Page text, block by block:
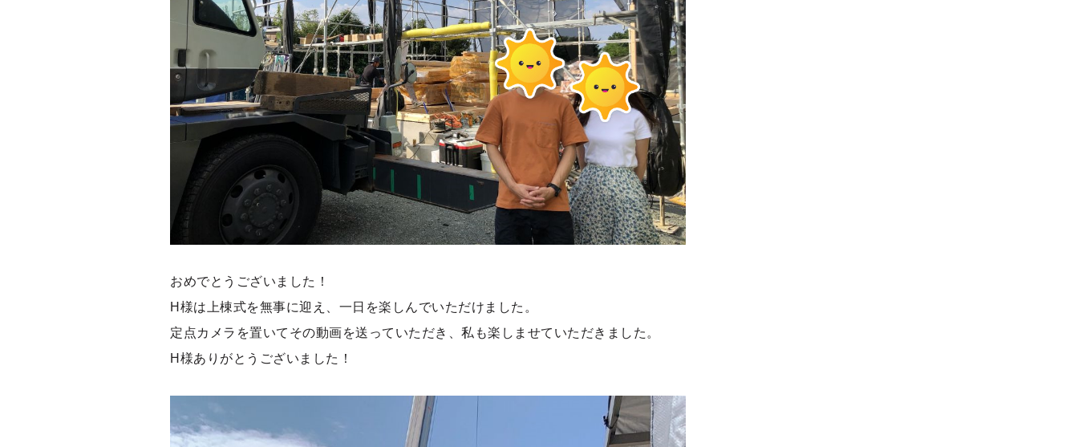
おめでとうございました！
H様は上棟式を無事に迎え、一日を楽しんでいただけました。
定点カメラを置いてその動画を送っていただき、私も楽しませていただきました。
H様ありがとうございました！